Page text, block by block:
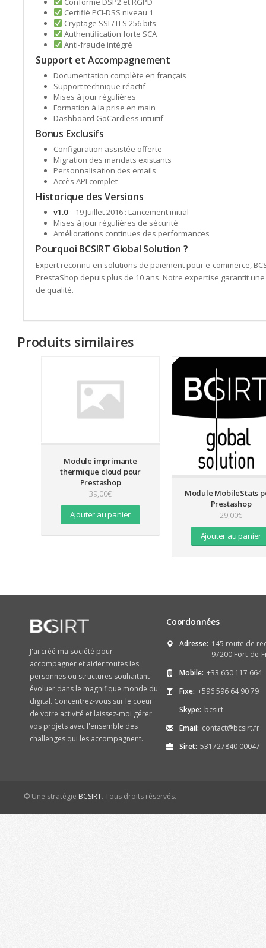
Certifié PCI-DSS niveau 1
Cryptage SSL/TLS 256 bits
Authentification forte SCA
Anti-fraude intégré
Support et Accompagnement
Documentation complète en français
Support technique réactif
Mises à jour régulières
Formation à la prise en main
Dashboard GoCardless intuitif
Bonus Exclusifs
Configuration assistée offerte
Migration des mandats existants
Personnalisation des emails
Accès API complet
Historique des Versions
v1.0– 19 Juillet 2016 : Lancement initial
Mises à jour régulières de sécurité
Améliorations continues des performances
Pourquoi BCSIRT Global Solution ?
Expert reconnu en solutions de paiement pour e-commerce,
PrestaShop depuis plus de 10 ans. Notre expertise garantit
de qualité.
Produits similaires
Module imprimante
thermique cloud pour
Prestashop
39,00€
Ajouter au panier
Module MobileStats
Prestashop
29,00€
Ajouter au panier
J'ai créé ma société pour
accompagner et aider toutes les
personnes ou structures souhaitant
évoluer dans le magnifique monde du
digital. Concentrez-vous sur le coeur
de votre activité et laissez-moi gérer
vos projets avec l'ensemble des
challenges qui les accompagnent.
Coordonnées
Adresse: 145 route de
97200 Fort-de-
Mobile: +33 650 117 664
Fixe: +596 596 64 90 79
Skype: bcsirt
Email: contact@bcsirt.fr
Siret: 531727840 00047
© Une stratégie BCSIRT. Tous droits réservés.